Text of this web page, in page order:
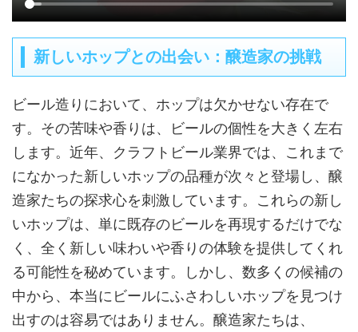
新しいホップとの出会い：醸造家の挑戦
ビール造りにおいて、ホップは欠かせない存在で
す。その苦味や香りは、ビールの個性を大きく左右
します。近年、クラフトビール業界では、これまで
になかった新しいホップの品種が次々と登場し、醸
造家たちの探求心を刺激しています。これらの新し
いホップは、単に既存のビールを再現するだけでな
く、全く新しい味わいや香りの体験を提供してくれ
る可能性を秘めています。しかし、数多くの候補の
中から、本当にビールにふさわしいホップを見つけ
出すのは容易ではありません。醸造家たちは、